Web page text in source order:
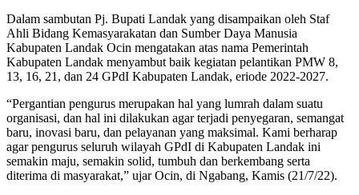
Dalam sambutan Pj. Bupati Landak yang disampaikan oleh Staf
Ahli Bidang Kemasyarakatan dan Sumber Daya Manusia
Kabupaten Landak Ocin mengatakan atas nama Pemerintah
Kabupaten Landak menyambut baik kegiatan pelantikan PMW 8,
13, 16, 21, dan 24 GPdI Kabupaten Landak, eriode 2022-2027.
“Pergantian pengurus merupakan hal yang lumrah dalam suatu
organisasi, dan hal ini dilakukan agar terjadi penyegaran, semangat
baru, inovasi baru, dan pelayanan yang maksimal. Kami berharap
agar pengurus seluruh wilayah GPdI di Kabupaten Landak ini
semakin maju, semakin solid, tumbuh dan berkembang serta
diterima di masyarakat,” ujar Ocin, di Ngabang, Kamis (21/7/22).